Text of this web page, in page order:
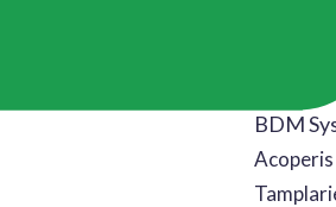
BDM